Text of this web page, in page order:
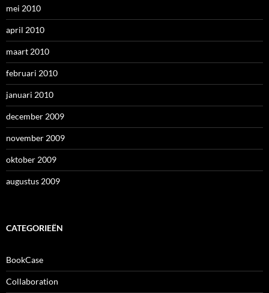
mei 2010
april 2010
maart 2010
februari 2010
januari 2010
december 2009
november 2009
oktober 2009
augustus 2009
CATEGORIEËN
BookCase
Collaboration